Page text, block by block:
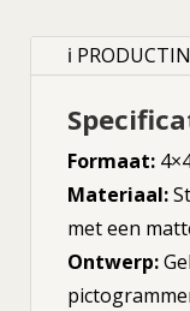
ℹ
Formaat:
Materiaal:
met een
Ontwerp: